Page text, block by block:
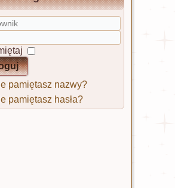
pamiętasz nazwy?
pamiętasz hasła?